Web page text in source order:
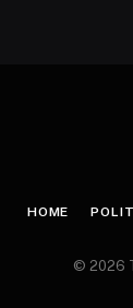
HOME
© 2026